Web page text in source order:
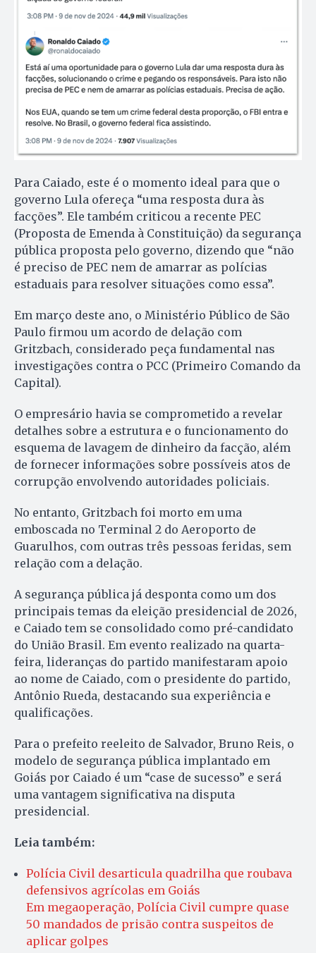
Para Caiado, este é o momento ideal para que o
governo Lula ofereça “uma resposta dura às
facções”. Ele também criticou a recente PEC
(Proposta de Emenda à Constituição) da segurança
pública proposta pelo governo, dizendo que “não
é preciso de PEC nem de amarrar as polícias
estaduais para resolver situações como essa”.
Em março deste ano, o Ministério Público de São
Paulo firmou um acordo de delação com
Gritzbach, considerado peça fundamental nas
investigações contra o PCC (Primeiro Comando da
Capital).
O empresário havia se comprometido a revelar
detalhes sobre a estrutura e o funcionamento do
esquema de lavagem de dinheiro da facção, além
de fornecer informações sobre possíveis atos de
corrupção envolvendo autoridades policiais.
No entanto, Gritzbach foi morto em uma
emboscada no Terminal 2 do Aeroporto de
Guarulhos, com outras três pessoas feridas, sem
relação com a delação.
A segurança pública já desponta como um dos
principais temas da eleição presidencial de 2026,
e Caiado tem se consolidado como pré-candidato
do União Brasil. Em evento realizado na quarta-
feira, lideranças do partido manifestaram apoio
ao nome de Caiado, com o presidente do partido,
Antônio Rueda, destacando sua experiência e
qualificações.
Para o prefeito reeleito de Salvador, Bruno Reis, o
modelo de segurança pública implantado em
Goiás por Caiado é um “case de sucesso” e será
uma vantagem significativa na disputa
presidencial.
Leia também:
Polícia Civil desarticula quadrilha que roubava
defensivos agrícolas em Goiás
Em megaoperação, Polícia Civil cumpre quase
50 mandados de prisão contra suspeitos de
aplicar golpes